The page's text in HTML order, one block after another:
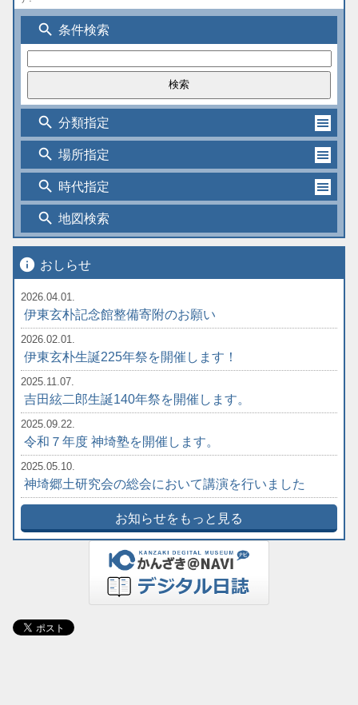
search 条件検索
search 分類指定
search 場所指定
search 時代指定
search 地図検索
info おしらせ
2026.04.01.
伊東玄朴記念館整備寄附のお願い
2026.02.01.
伊東玄朴生誕225年祭を開催します！
2025.11.07.
吉田絃二郎生誕140年祭を開催します。
2025.09.22.
令和７年度 神埼塾を開催します。
2025.05.10.
神埼郷土研究会の総会において講演を行いました
お知らせをもっと見る